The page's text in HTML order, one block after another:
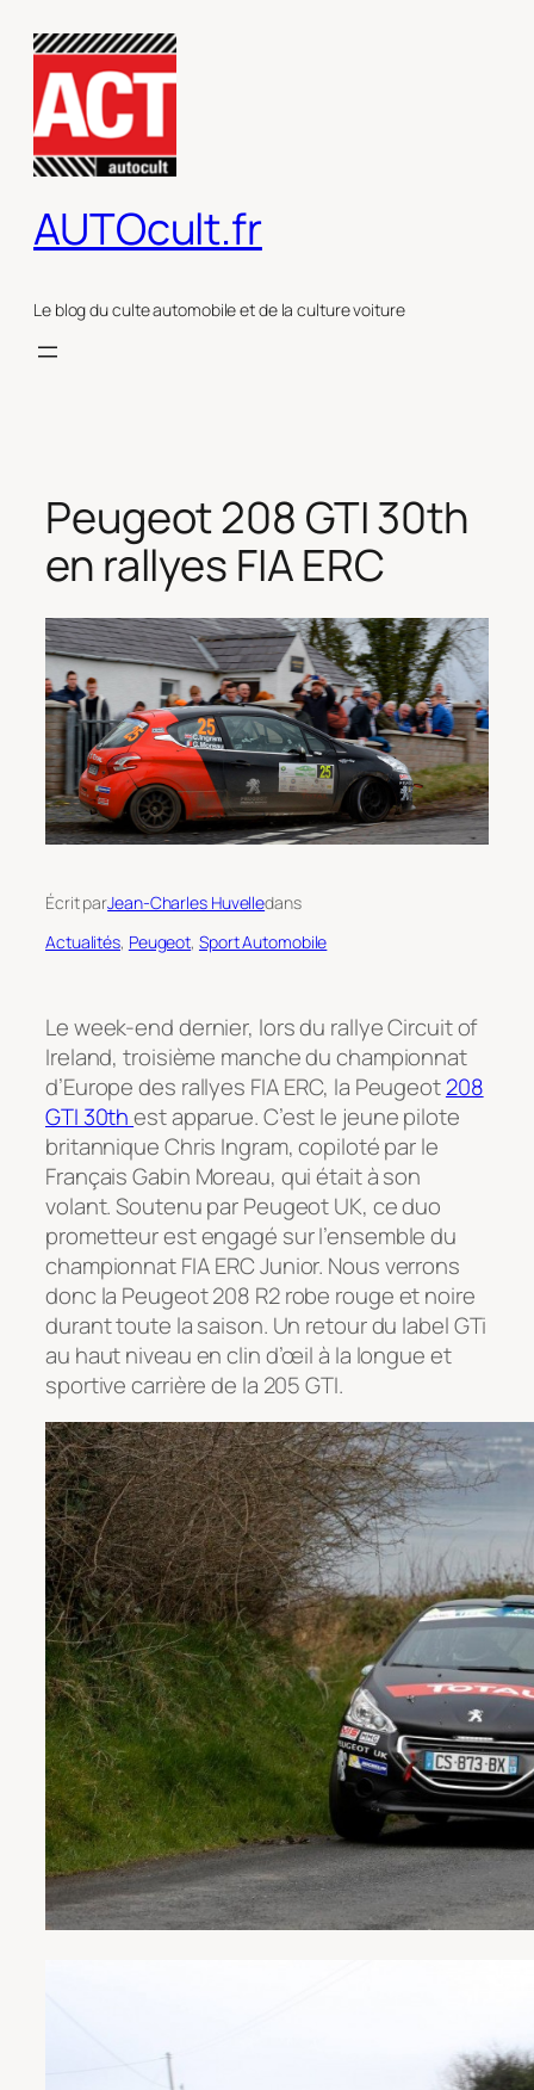
contenu
AUTOcult.fr
Le blog du culte automobile et de la culture voiture
Peugeot 208 GTI 30th
en rallyes FIA ERC
Écrit parJean-Charles Huvelledans
Actualités, Peugeot, Sport Automobile
Le week-end dernier, lors du rallye Circuit of
Ireland, troisième manche du championnat
d’Europe des rallyes FIA ERC, la Peugeot208
GTI 30thest apparue. C’est le jeune pilote
britannique Chris Ingram, copiloté par le
Français Gabin Moreau, qui était à son
volant. Soutenu par Peugeot UK, ce duo
prometteur est engagé sur l’ensemble du
championnat FIA ERC Junior. Nous verrons
donc la Peugeot 208 R2 robe rouge et noire
durant toute la saison. Un retour du label GTi
au haut niveau en clin d’œil à la longue et
sportive carrière de la 205 GTI.